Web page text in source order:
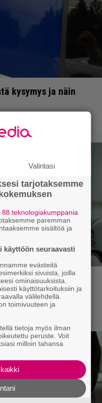
kysymys ja näin
parhaista
Valintasi
tarjotaksemme
88 teknologiakumppania
paremman
sisältöä ja
käyttöön seuraavasti
evästeitä
sivuista, joilla
ominaisuuksista.
käyttötarkoituksiin ja
välilehdellä.
toimivuuteen ja
tietoja myös ilman
peruste. Voit
milloin tahansa